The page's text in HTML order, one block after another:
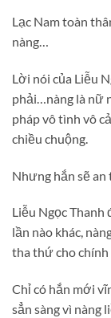
Lạc Nam toàn
nàng…
Lời nói của Liễu
phải…nàng là nữ
pháp vô tình vô
chiều chuộng.
Nhưng hắn sẽ an
Liễu Ngọc Thanh
lần nào khác,
tha thứ cho chính
Chỉ có hắn mới
sẳn sàng vì nàng